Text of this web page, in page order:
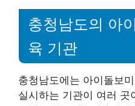
충청남도의 아
육 기관
충청남도에는 아이돌보
실시하는 기관이 여러